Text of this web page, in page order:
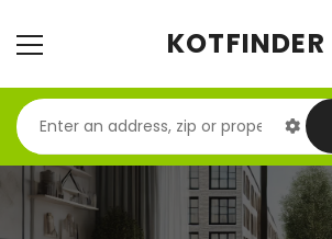
KOTFINDER